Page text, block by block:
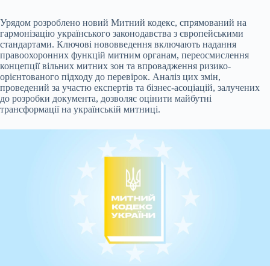
Урядом розроблено новий Митний кодекс, спрямований на
гармонізацію українського законодавства з європейськими
стандартами. Ключові нововведення включають надання
правоохоронних функцій митним органам, переосмислення
концепції вільних митних зон та впровадження ризико-
орієнтованого підходу до перевірок. Аналіз цих змін,
проведений за участю експертів та бізнес-асоціацій, залучених
до розробки документа, дозволяє оцінити майбутні
трансформації на українській митниці.